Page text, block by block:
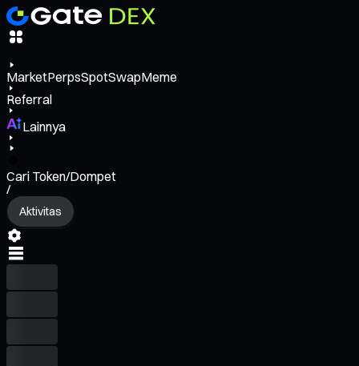
MarketPerpsSpotSwapMeme
Referral
Lainnya
Cari Token/Dompet
/
Aktivitas